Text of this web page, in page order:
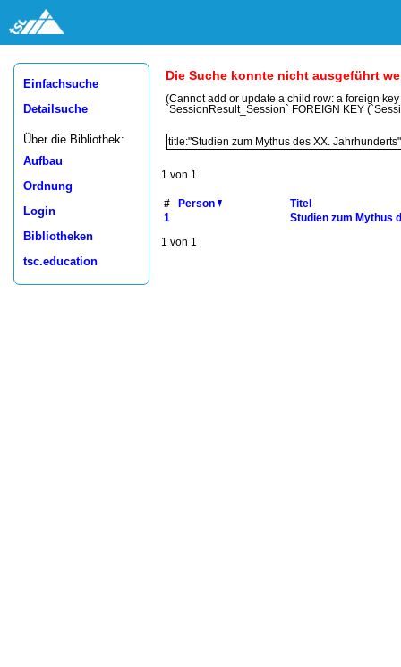
Einfachsuche
Detailsuche
Über die Bibliothek:
Aufbau
Ordnung
Login
Bibliotheken
tsc.education
Die Suche konnte nicht ausgeführt
(Cannot add or update a child row: a foreign
`SessionResult_Session` FOREIGN KEY
1 von 1
# Person
Titel
1
Studien zum Mythus
1 von 1